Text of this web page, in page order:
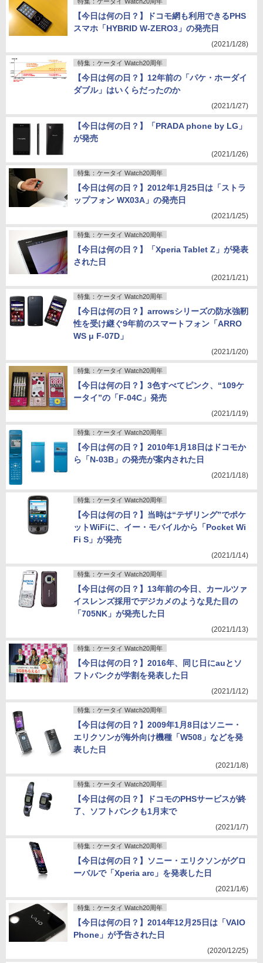
【今日は何の日？】ドコモ網も利用できるPHS
スマホ「HYBRID W-ZERO3」の発売日
(2021/1/28)
特集：ケータイ Watch20周年
【今日は何の日？】12年前の「パケ・ホーダイ
ダブル」はいくらだったのか
(2021/1/27)
【今日は何の日？】「PRADA phone by LG」
が発売
(2021/1/26)
特集：ケータイ Watch20周年
【今日は何の日？】2012年1月25日は「ストラ
ップフォン WX03A」の発売日
(2021/1/25)
特集：ケータイ Watch20周年
【今日は何の日？】「Xperia Tablet Z」が発表
された日
(2021/1/21)
特集：ケータイ Watch20周年
【今日は何の日？】arrowsシリーズの防水強靭
性を受け継ぐ9年前のスマートフォン「ARRO
WS μ F-07D」
(2021/1/20)
特集：ケータイ Watch20周年
【今日は何の日？】3色すべてピンク、“109ケ
ータイ”の「F-04C」発売
(2021/1/19)
特集：ケータイ Watch20周年
【今日は何の日？】2010年1月18日はドコモか
ら「N-03B」の発売が案内された日
(2021/1/18)
特集：ケータイ Watch20周年
【今日は何の日？】当時は“テザリング”でポケ
ットWiFiに、イー・モバイルから「Pocket Wi
Fi S」が発売
(2021/1/14)
特集：ケータイ Watch20周年
【今日は何の日？】13年前の今日、カールツァ
イスレンズ採用でデジカメのような見た目の
「705NK」が発売した日
(2021/1/13)
特集：ケータイ Watch20周年
【今日は何の日？】2016年、同じ日にauとソ
フトバンクが学割を発表した日
(2021/1/12)
特集：ケータイ Watch20周年
【今日は何の日？】2009年1月8日はソニー・
エリクソンが海外向け機種「W508」などを発
表した日
(2021/1/8)
特集：ケータイ Watch20周年
【今日は何の日？】ドコモのPHSサービスが終
了、ソフトバンクも1月末で
(2021/1/7)
特集：ケータイ Watch20周年
【今日は何の日？】ソニー・エリクソンがグロ
ーバルで「Xperia arc」を発表した日
(2021/1/6)
特集：ケータイ Watch20周年
【今日は何の日？】2014年12月25日は「VAIO
Phone」が予告された日
(2020/12/25)